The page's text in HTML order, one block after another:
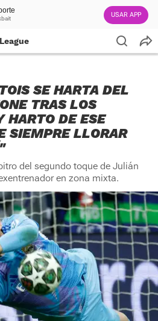
USAR APP
SE HARTA DEL
TRAS LOS
HARTO DE ESE
SIEMPRE LLORAR
del segundo toque de Julián
en zona mixta.